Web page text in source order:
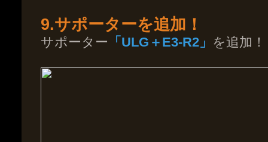
9.サポーターを追加！
サポーター 「ULG＋E3-R2」 を追加！